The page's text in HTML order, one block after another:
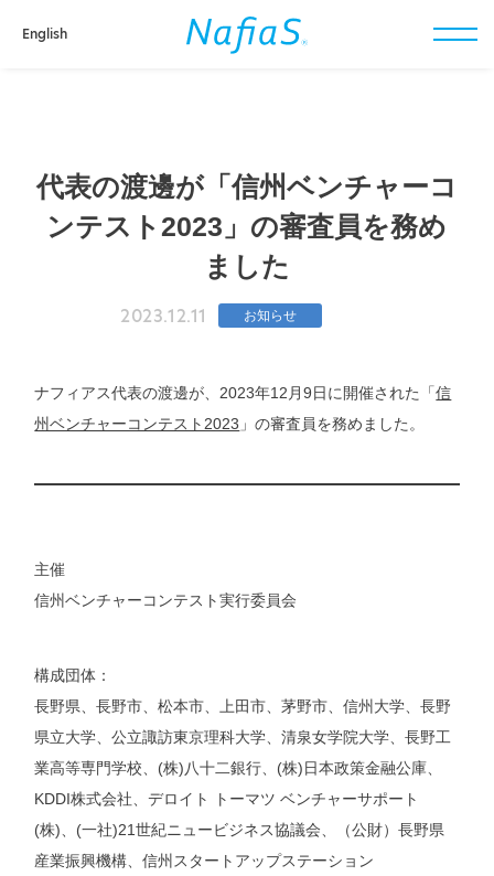
English
代表の渡邊が「信州ベンチャーコ
ンテスト2023」の審査員を務め
ました
2023.12.11 お知らせ
ナフィアス代表の渡邊が、2023年12月9日に開催された「信
州ベンチャーコンテスト2023 」の審査員を務めました。
主催
信州ベンチャーコンテスト実行委員会
構成団体：
長野県、長野市、松本市、上田市、茅野市、信州大学、長野
県立大学、公立諏訪東京理科大学、清泉女学院大学、長野工
業高等専門学校、(株)八十二銀行、(株)日本政策金融公庫、
KDDI株式会社、デロイト トーマツ ベンチャーサポート
(株)、(一社)21世紀ニュービジネス協議会、（公財）長野県
産業振興機構、信州スタートアップステーション